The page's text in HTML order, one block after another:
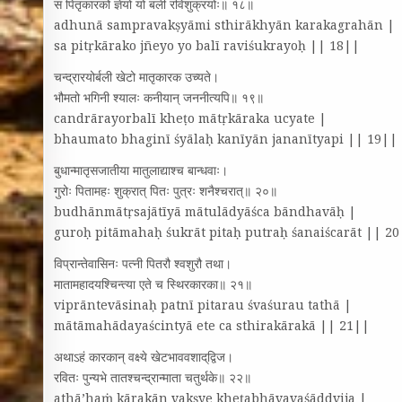
स पितृकारको ज्ञेयो यो बली रविशुक्रयोः॥ १८॥
adhunā sampravakṣyāmi sthirākhyān karakagrahān |
sa pitṛkārako jñeyo yo balī raviśukrayoḥ || 18||
चन्द्रारयोर्बली खेटो मातृकारक उच्यते।
भौमतो भगिनी श्यालः कनीयान्‌ जननीत्यपि॥ १९॥
candrārayorbalī kheṭo mātṛkāraka ucyate |
bhaumato bhaginī śyālaḥ kanīyān jananītyapi || 19||
बुधान्मातृसजातीया मातुलाद्याश्च बान्धवाः।
गुरोः पितामहः शुक्रात्‌ पितः पुत्रः शनैश्चरात्‌॥ २०॥
budhānmātṛsajātīyā mātulādyāśca bāndhavāḥ |
guroḥ pitāmahaḥ śukrāt pitaḥ putraḥ śanaiścarāt ||
विप्रान्तेवासिनः पत्नी पितरौ श्वशुरौ तथा।
मातामहादयश्चिन्त्या एते च स्थिरकारका॥ २१॥
viprāntevāsinaḥ patnī pitarau śvaśurau tathā |
mātāmahādayaścintyā ete ca sthirakārakā || 21||
अथाऽहं कारकान्‌ वक्ष्ये खेटभाववशाद्‌द्विज।
रवितः पुन्यभे तातश्चन्द्रान्माता चतुर्थके॥ २२॥
athā’haṁ kārakān vakṣye kheṭabhāvavaśāddvija |